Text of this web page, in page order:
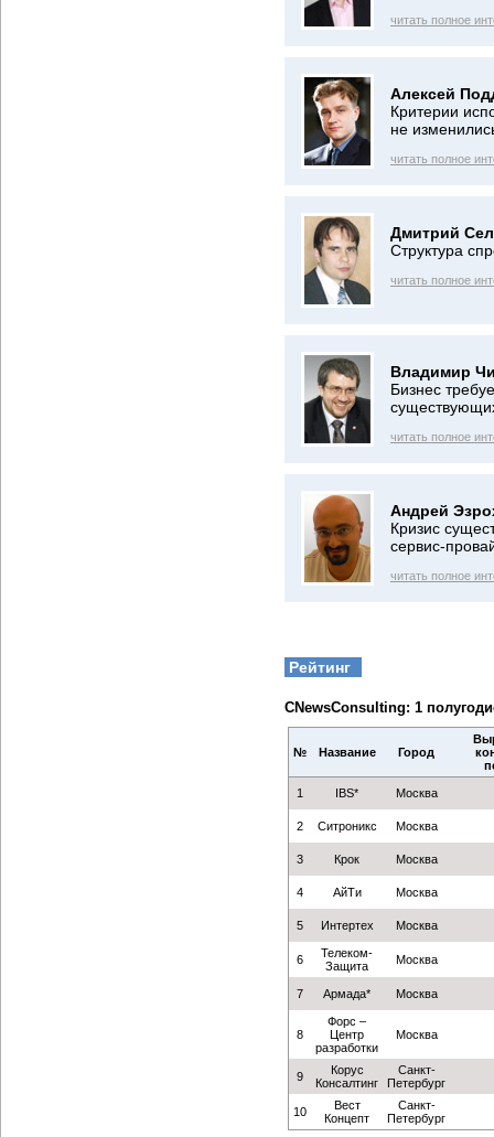
читать полное
Алексей
Критерии
не
читать полное
Дмитрий
Структура
читать полное
Владимир
Бизнес
читать полное
Андрей
Кризис
сервис-
читать полное
Рейтинг
CNewsConsulting: 1
№ Название Город
1 IBS* Москва
2 Ситроникс Москва
3 Крок Москва
4 АйТи Москва
5 Интертех Москва
6
Телеком-
Защита
Москва
7 Армада* Москва
8
Форс –
Центр
разработки
Москва
9
Корус
Консалтинг
Санкт-
Петербург
10
Вест
Концепт
Санкт-
Петербург